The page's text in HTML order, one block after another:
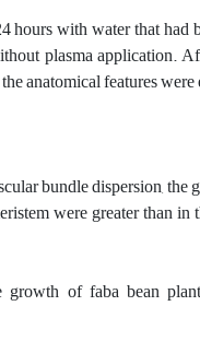
hours with water that had
plasma application.
anatomical features
bundle dispersion,
were greater than in
growth of faba bean